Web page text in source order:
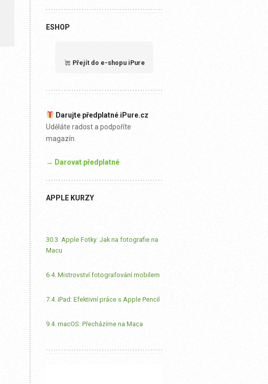
ESHOP
Přejít do e-shopu iPure
Darujte předplatné iPure.cz
Uděláte radost a podpoříte
magazín.
→ Darovat předplatné
APPLE KURZY
30.3. Apple Fotky: Jak na fotografie na
Macu
6.4. Mistrovství fotografování mobilem
7.4. iPad: Efektivní práce s Apple Pencil
9.4. macOS: Přecházíme na Maca